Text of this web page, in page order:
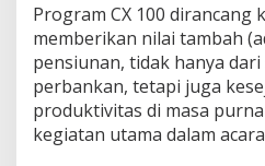
Program CX 100 dirancang
memberikan nilai tambah
pensiunan, tidak hanya dari
perbankan, tetapi juga
produktivitas di masa
kegiatan utama dalam